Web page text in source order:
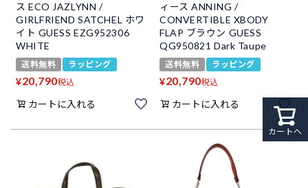
ス ECO JAZLYNN /
GIRLFRIEND SATCHEL ホワ
イト GUESS EZG952306
WHITE
送料無料 ラッピング
¥20,790税込
カートに入れる
ィース ANNING /
CONVERTIBLE XBODY
FLAP ブラウン GUESS
QG950821 Dark Taupe
送料無料 ラッピング
¥20,790税込
カートに入れる
カートへ